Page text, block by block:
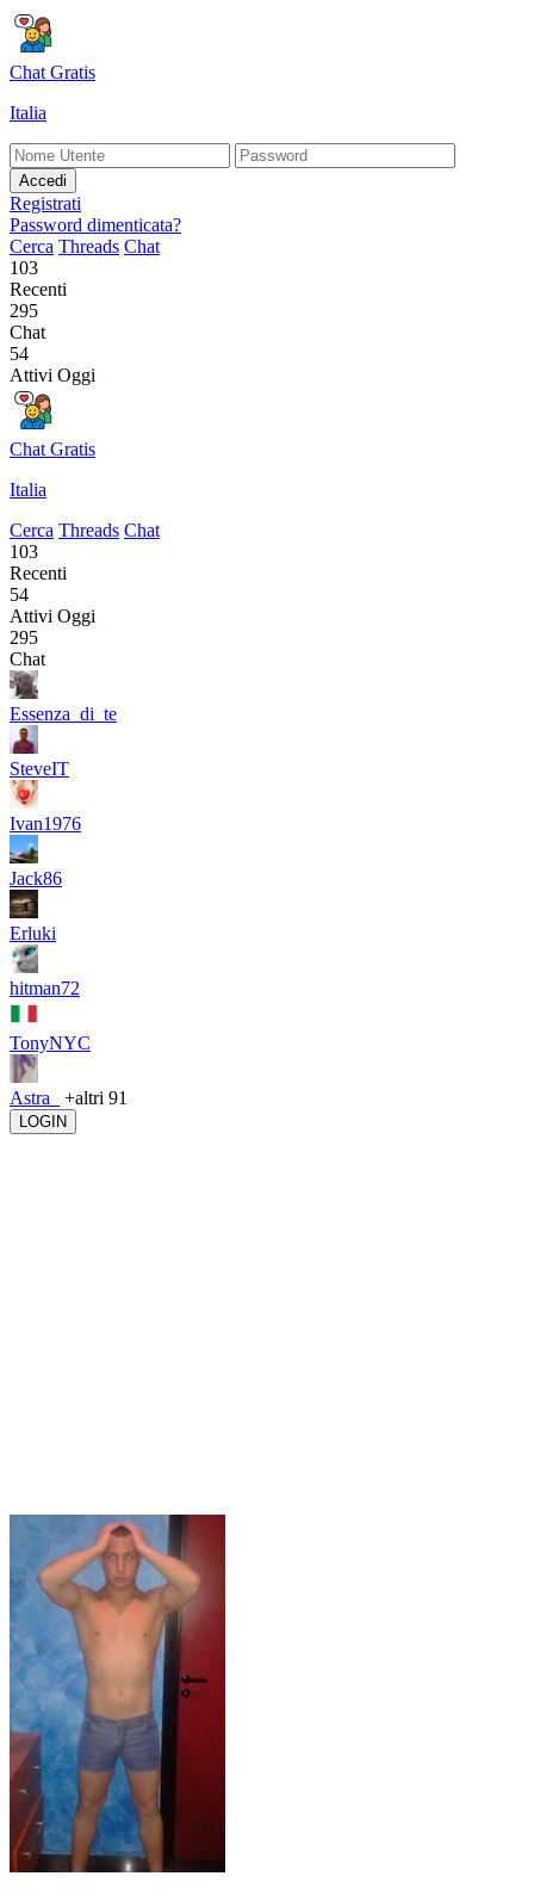
Chat Gratis
Italia
Accedi
Registrati
Password dimenticata?
Cerca Threads Chat
103
Recenti
295
Chat
54
Attivi Oggi
Chat Gratis
Italia
Cerca Threads Chat
103
Recenti
54
Attivi Oggi
295
Chat
Essenza_di_te
SteveIT
Ivan1976
Jack86
Erluki
hitman72
TonyNYC
Astra_ +altri 91
LOGIN